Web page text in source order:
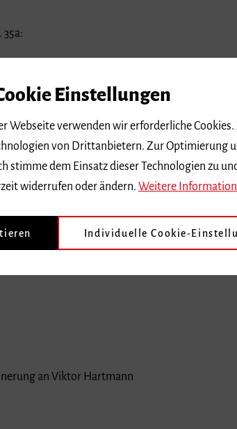
35a:
an Viktor Hartmann
Einstellungen
Webseite verwenden wir erforderliche
von Drittanbietern. Zur Optimierung
stimme dem Einsatz dieser Technologien zu
widerrufen oder ändern. Weitere
Individuelle Cookie-